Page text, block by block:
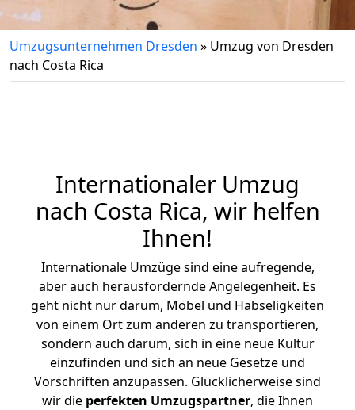
Umzugsunternehmen Dresden » Umzug von Dresden
nach Costa Rica
Internationaler Umzug
nach Costa Rica, wir helfen
Ihnen!
Internationale Umzüge sind eine aufregende,
aber auch herausfordernde Angelegenheit. Es
geht nicht nur darum, Möbel und Habseligkeiten
von einem Ort zum anderen zu transportieren,
sondern auch darum, sich in eine neue Kultur
einzufinden und sich an neue Gesetze und
Vorschriften anzupassen. Glücklicherweise sind
wir die perfekten Umzugspartner, die Ihnen